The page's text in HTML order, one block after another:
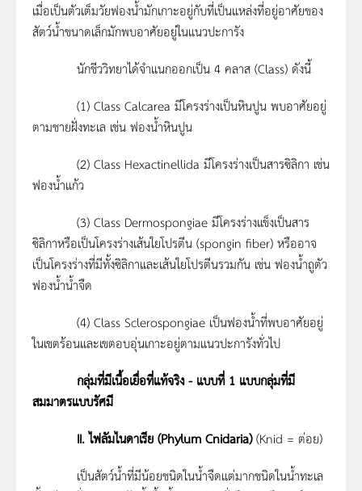
เมื่อเป็นตัวเต็มวัยฟองน้ำมักเกาะอยู่กับที่เป็นแหล่งที่อยู่อาศัยของ
สัตว์น้ำขนาดเล็กมักพบอาศัยอยู่ในแนวปะการัง
นักชีววิทยาได้จำแนกออกเป็น 4 คลาส (Class) ดังนี้
(1) Class Calcarea มีโครงร่างเป็นหินปูน พบอาศัยอยู่
ตามชายฝั่งทะเล เช่น ฟองน้ำหินปูน
(2) Class Hexactinellida มีโครงร่างเป็นสารซิลิกา เช่น
ฟองน้ำแก้ว
(3) Class Dermospongiae มีโครงร่างแข็งเป็นสาร
ซิลิกาหรือเป็นโครงร่างเส้นใยโปรตีน (spongin fiber) หรืออาจ
เป็นโครงร่างที่มีทั้งซิลิกาและเส้นใยโปรตีนรวมกัน เช่น ฟองน้ำถูตัว
ฟองน้ำน้ำจืด
(4) Class Sclerospongiae เป็นฟองน้ำที่พบอาศัยอยู่
ในเขตร้อนและเขตอบอุ่นเกาะอยู่ตามแนวปะการังทั่วไป
กลุ่มที่มีเนื้อเยื่อที่แท้จริง - แบบที่ 1 แบบกลุ่มที่มี
สมมาตรแบบรัศมี
II. ไฟลัมไนดาเรีย (Phylum Cnidaria)(Knid = ต่อย)
เป็นสัตว์น้ำที่มีน้อยชนิดในน้ำจืดแต่มากชนิดในน้ำทะเล